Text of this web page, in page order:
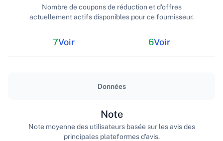
7Voir
Nombre de coupons de réduction et d'offres
actuellement actifs disponibles pour ce fournisseur.
6Voir
Données
Note
Note moyenne des utilisateurs basée sur les avis des
principales plateformes d'avis.